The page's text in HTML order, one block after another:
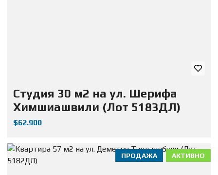
Студия 30 м2 на ул. Шерифа
Химшиашвили (Лот 5183ДЛ)
$62.900
АКТИВНО
ПРОДАЖА